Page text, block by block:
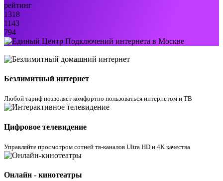
рейтинг
1318
1143
794
Безлимитный интернет
Любой тариф позволяет комфортно пользоваться интернетом и ТВ
Цифровое телевидение
Управляйте просмотром cотней тв-каналов Ultra HD и 4K качества
Онлайн - кинотеатры